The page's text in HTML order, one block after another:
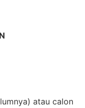
atau calon